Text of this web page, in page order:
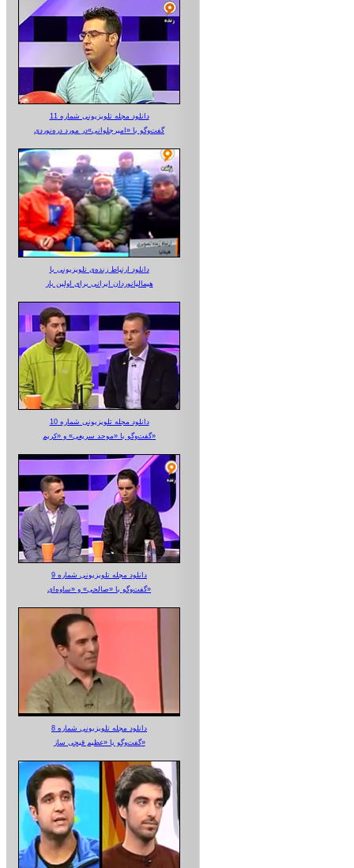
دانلود مجله تلویزیونی شماره 11
گفت‌وگو با «امیرجلوانی»در مورد دره‌نوردی
دانلود ارتباط زنده‌ی تلویزیونی‌ با
هیمالیانوردان ایرانی برای اولین بار
دانلود مجله تلویزیونی شماره 10
گفت‌وگو با «موحد سریعی» و «کریم»
دانلود مجله تلویزیونی شماره 9
گفت‌وگو با «صالحی» و «ساوه‌ای»
دانلود مجله تلویزیونی شماره 8
گفت‌وگو با «عظیم قیچی ساز»